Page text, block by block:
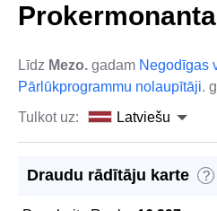
Līdz Mezo. gadam Negodīgas
Pārlūkprogrammu nolaupītāji.
Tulkot uz:
Latviešu
Draudu rādītāju karte ?